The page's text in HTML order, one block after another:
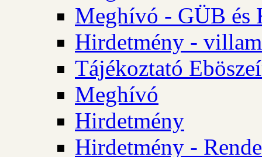
Meghívó - GÜB és
Hirdetmény -
Tájékoztató
Meghívó
Hirdetmény
Hirdetmény -